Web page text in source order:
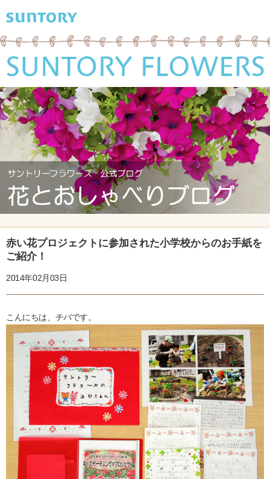
赤い花プロジェクトに参加された小学校からのお手紙を
ご紹介！
2014年02月03日
こんにちは、チバです。